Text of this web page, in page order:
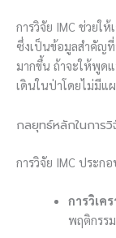
การวิจัย IMC ช่วยใ
ซึ่งเป็นข้อมูลสำคัญที่
มากขึ้น ถ้าจะให้พูด
เดินในป่าโดยไม่มีแ
กลยุทธ์หลักในการวิ
การวิจัย IMC ประก
การวิเค
พฤติกรร